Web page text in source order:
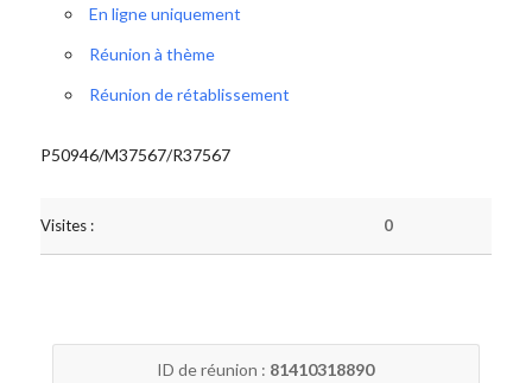
En ligne uniquement
Réunion à thème
Réunion de rétablissement
P50946/M37567/R37567
Visites : 0
ID de réunion : 81410318890